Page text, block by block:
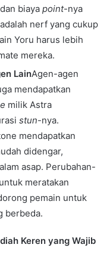
biaya point-nya
nerf yang cukup
Yoru harus lebih
mereka.
LainAgen-agen
mendapatkan
milik Astra
stun-nya.
mendapatkan
didengar,
asap. Perubahan-
meratakan
pemain untuk
berbeda.
Keren yang Wajib